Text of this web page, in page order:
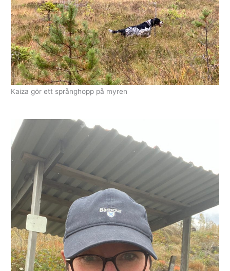
Kaiza gör ett språnghopp på myren